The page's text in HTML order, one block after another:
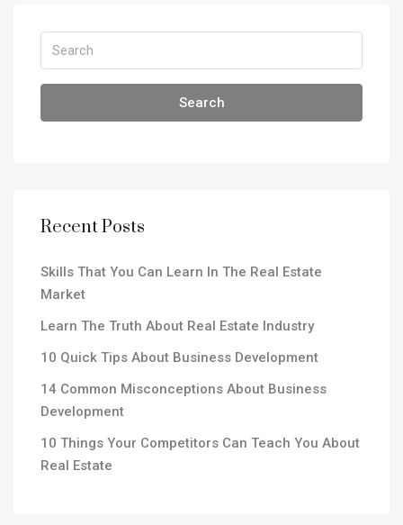
Search
Recent Posts
Skills That You Can Learn In The Real Estate
Market
Learn The Truth About Real Estate Industry
10 Quick Tips About Business Development
14 Common Misconceptions About Business
Development
10 Things Your Competitors Can Teach You About
Real Estate